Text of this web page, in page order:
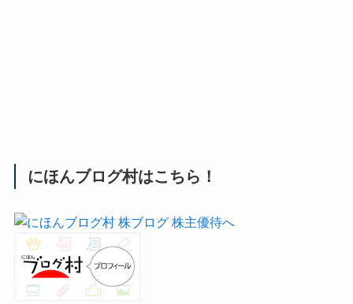
にほんブログ村はこちら！